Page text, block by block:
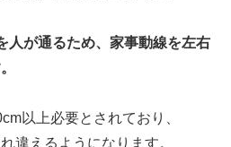
人が通るため、家事動線を左右
以上必要とされており、
違えるようになります。